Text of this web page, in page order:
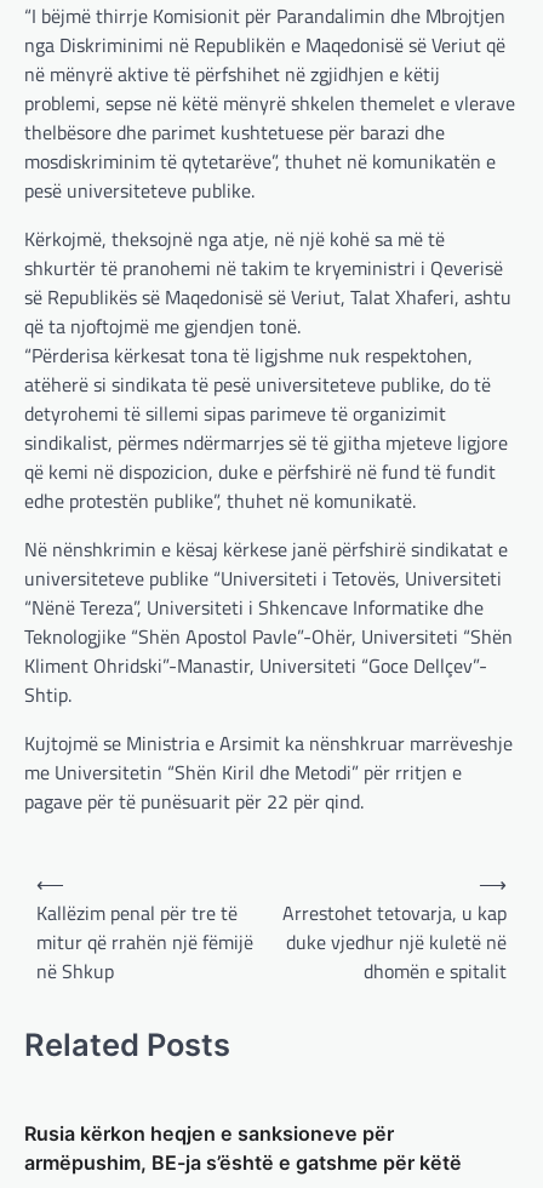
“I bëjmë thirrje Komisionit për Parandalimin dhe Mbrojtjen
nga Diskriminimi në Republikën e Maqedonisë së Veriut që
në mënyrë aktive të përfshihet në zgjidhjen e këtij
problemi, sepse në këtë mënyrë shkelen themelet e vlerave
thelbësore dhe parimet kushtetuese për barazi dhe
mosdiskriminim të qytetarëve”, thuhet në komunikatën e
pesë universiteteve publike.
Kërkojmë, theksojnë nga atje, në një kohë sa më të
shkurtër të pranohemi në takim te kryeministri i Qeverisë
së Republikës së Maqedonisë së Veriut, Talat Xhaferi, ashtu
që ta njoftojmë me gjendjen tonë.
“Përderisa kërkesat tona të ligjshme nuk respektohen,
atëherë si sindikata të pesë universiteteve publike, do të
detyrohemi të sillemi sipas parimeve të organizimit
sindikalist, përmes ndërmarrjes së të gjitha mjeteve ligjore
që kemi në dispozicion, duke e përfshirë në fund të fundit
edhe protestën publike”, thuhet në komunikatë.
Në nënshkrimin e kësaj kërkese janë përfshirë sindikatat e
universiteteve publike “Universiteti i Tetovës, Universiteti
“Nënë Tereza”, Universiteti i Shkencave Informatike dhe
Teknologjike “Shën Apostol Pavle”-Ohër, Universiteti “Shën
Kliment Ohridski”-Manastir, Universiteti “Goce Dellçev”-
Shtip.
Kujtojmë se Ministria e Arsimit ka nënshkruar marrëveshje
me Universitetin “Shën Kiril dhe Metodi” për rritjen e
pagave për të punësuarit për 22 për qind.
Post
navigation
⟵
Kallëzim penal për tre të
mitur që rrahën një fëmijë
në Shkup
Arrestohet tetovarja, u kap
duke vjedhur një kuletë në
dhomën e spitalit
⟶
Related Posts
Rusia kërkon heqjen e sanksioneve për
armëpushim, BE-ja s’është e gatshme për këtë
BOTA,LAJME,MË TË FUNDIT ,OPINIONE,
RAJONI,SPECIALE
Gjermani, ekspertët sugjerojnë
400 miliardë euro për mbrojtje
adminadmin March 4, 2025
Gjermania ndodhet aktualisht në kulmin e
përpjekjeve për krijimin e qeverisë dhe koha
nuk pret. CDU/CSU dhe SPD po vazhdojnë…
BOTA,LAJME,MISTER, RAJONI,SPECIALE
Çka ndodhë tash pas
ndërprerjes së ndihmës
ushtarake për Ukrainën nga
Trump
adminadmin March 4, 2025
Pas takimit të liderëve evropianë në Londër,
francezët dhe britanikët kanë hartuar një
plan paqeje për luftën në Ukrainë, të…
TOP
Trump ndërpreu ndihmën
ushtarake, kryeministri i
adminadmin March 4, 2025
Kryeministri i Ukrainës thotë se vendi i tij
është absolutisht i vendosur të vazhdojë
BOTA,LAJME
paqe pa themelimin e shtetit
palestinez